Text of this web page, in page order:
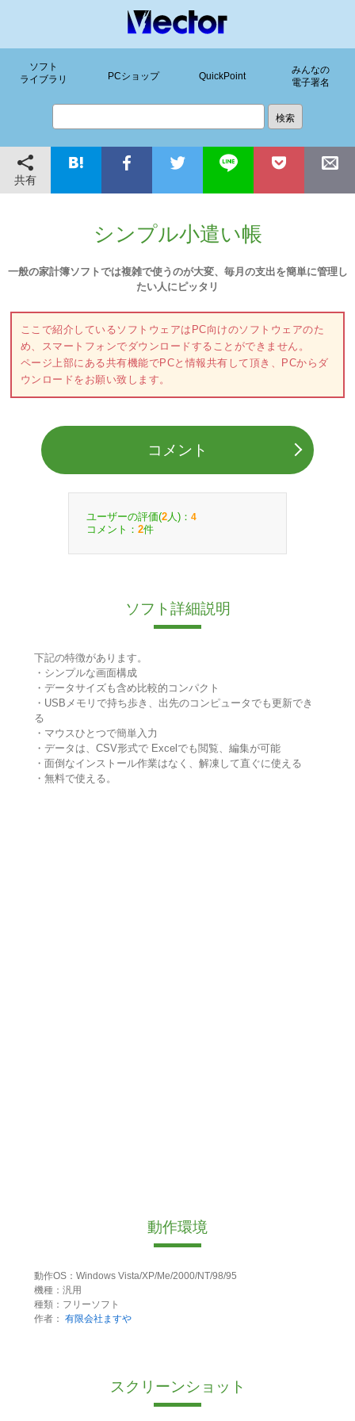
ソフト
ライブラリ
PCショップ QuickPoint
みんなの
電子署名
共有
シンプル小遣い帳
一般の家計簿ソフトでは複雑で使うのが大変、毎月の支出を簡単に管理し
たい人にピッタリ
ここで紹介しているソフトウェアはPC向けのソフトウェアのた
め、スマートフォンでダウンロードすることができません。
ページ上部にある共有機能でPCと情報共有して頂き、PCからダ
ウンロードをお願い致します。
コメント
ユーザーの評価(2 人)： 4
コメント： 2件
ソフト詳細説明
下記の特徴があります。
・シンプルな画面構成
・データサイズも含め比較的コンパクト
・USBメモリで持ち歩き、出先のコンピュータでも更新でき
る
・マウスひとつで簡単入力
・データは、CSV形式で Excelでも閲覧、編集が可能
・面倒なインストール作業はなく、解凍して直ぐに使える
・無料で使える。
動作環境
動作OS：Windows Vista/XP/Me/2000/NT/98/95
機種：汎用
種類：フリーソフト
作者： 有限会社ますや
スクリーンショット